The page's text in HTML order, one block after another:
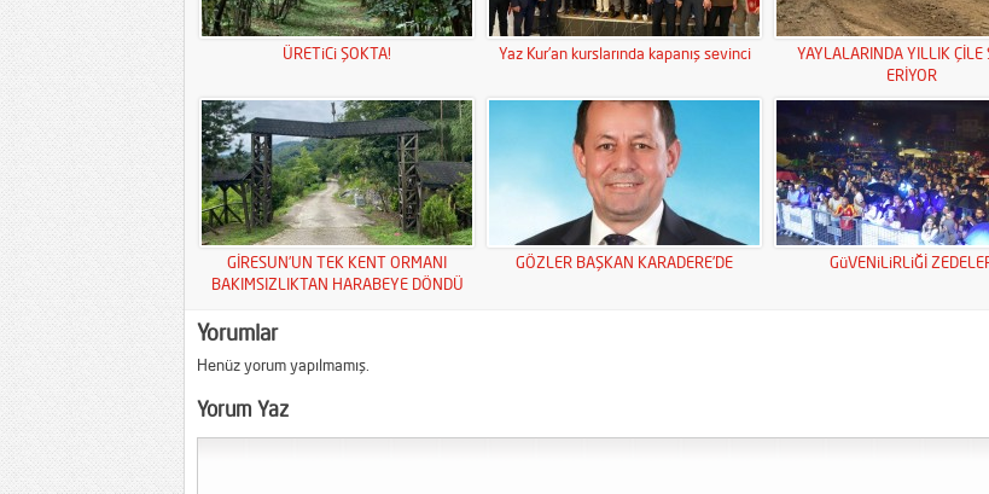
ÜRETiCi ŞOKTA! Yaz Kur’an kurslarında kapanış sevinci
YAYLALARINDA YILLIK ÇİLE
ERİYOR
GİRESUN’UN TEK KENT ORMANI
BAKIMSIZLIKTAN HARABEYE DÖNDÜ
GÖZLER BAŞKAN KARADERE’DE GüVENiLiRLiĞİ
Yorumlar
Henüz yorum yapılmamış.
Yorum Yaz